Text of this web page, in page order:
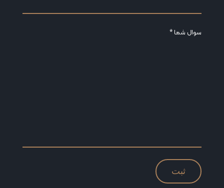
سوال شما *